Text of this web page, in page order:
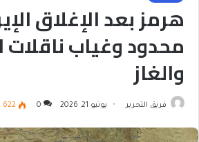
هرمز بعد الإغلاق
محدود وغياب ناقلات
والغاز
فريق التحرير يونيو 21, 2026 0
622